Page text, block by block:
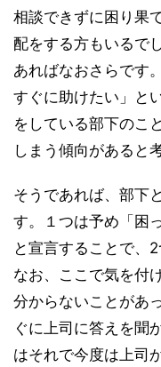
相談できずに困り果
配をする方もいるで
あればなおさらです
すぐに助けたい」と
をしている部下のこ
しまう傾向があると
そうであれば、部下
す。１つは予め「困
と宣言することで、
なお、ここで気を付
分からないことがあ
ぐに上司に答えを聞
はそれで今度は上司